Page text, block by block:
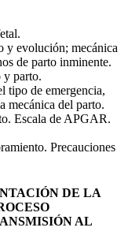
y evolución; mecánica
de parto inminente.
y parto.
tipo de emergencia,
mecánica del parto.
Escala de APGAR.
Precauciones
DE LA
AL